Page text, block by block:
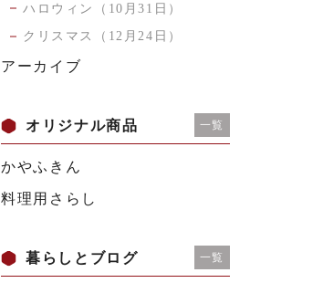
ハロウィン（10月31日）
クリスマス（12月24日）
アーカイブ
オリジナル商品 一覧
かやふきん
料理用さらし
暮らしとブログ 一覧